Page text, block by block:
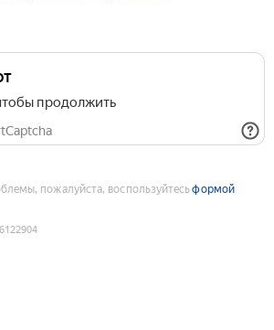
продолжить
пожалуйста, воспользуйтесьформой